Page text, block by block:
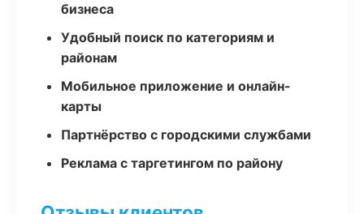
бизнеса
Удобный поиск по категориям и
районам
Мобильное приложение и онлайн-
карты
Партнёрство с городскими службами
Реклама с таргетингом по району